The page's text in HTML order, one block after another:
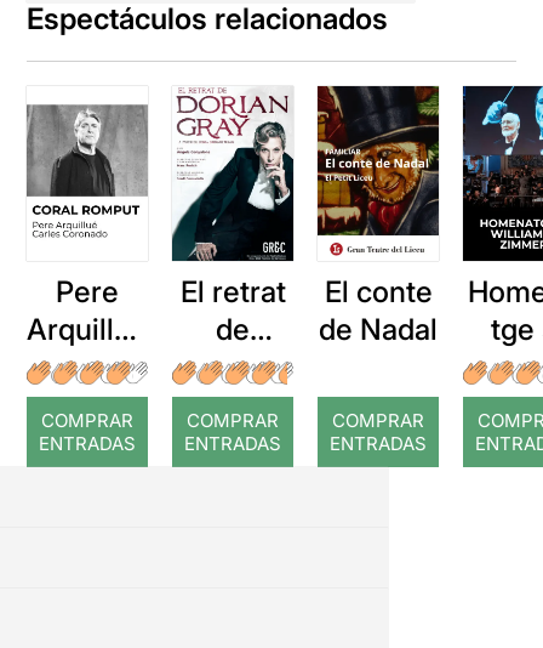
Espectáculos relacionados
Pere
Arquillué
: Coral
romput
COMPRAR
ENTRADAS
El retrat
de
Dorian
Gray
COMPRAR
ENTRADAS
El conte
de Nadal
COMPRAR
ENTRADAS
tge
i